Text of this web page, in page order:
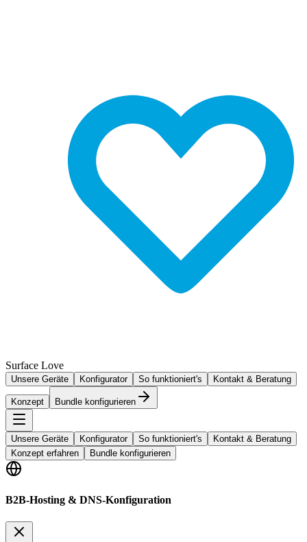
Surface Love
Unsere Geräte Konfigurator So funktioniert's Kontakt & Beratung
Konzept Bundle konfigurieren
Unsere Geräte Konfigurator So funktioniert's
Kontakt & Beratung
Konzept erfahren
Bundle konfigurieren
B2B-Hosting & DNS-Konfiguration